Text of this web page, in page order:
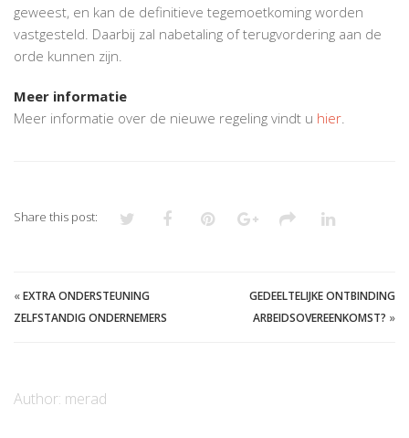
geweest, en kan de definitieve tegemoetkoming worden
vastgesteld. Daarbij zal nabetaling of terugvordering aan de
orde kunnen zijn.
Meer informatie
Meer informatie over de nieuwe regeling vindt u hier
Share this post:
«EXTRA ONDERSTEUNING
ZELFSTANDIG ONDERNEMERS
GEDEELTELIJKE ONTBINDING
ARBEIDSOVEREENKOMST? »
Author: merad